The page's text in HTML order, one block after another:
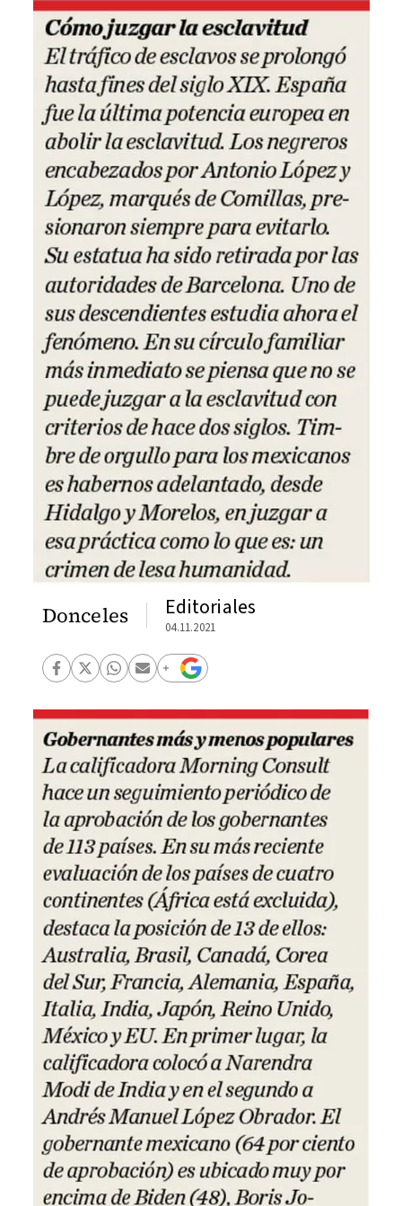
Donceles Editoriales
04.11.2021